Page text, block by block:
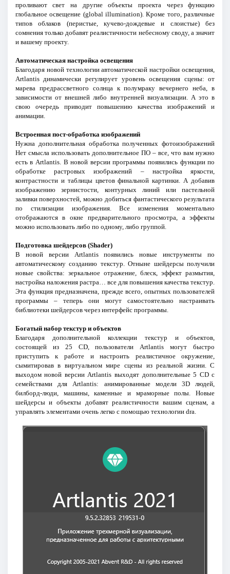
проливают свет на другие объекты проекта через функцию
глобальное освещение (global illumination). Кроме того, различные
типов облаков (перистые, кучево-дождевые и слоистые) без
сомнения только добавят реалистичности небесному своду, а значит
и вашему проекту.
Автоматическая настройка освещения
Благодаря новой технологии автоматической настройки освещения,
Artlantis динамически регулирует уровень освещения сцены: от
марева предрассветного солнца к полумраку вечернего неба, в
зависимости от внешней либо внутренней визуализации. А это в
свою очередь приводит повышению качества изображений и
анимации.
Встроенная пост-обработка изображений
Нужна дополнительная обработка полученных фотоизображений
Нет смысла использовать дополнительное ПО – все, что вам нужно
есть в Artlantis. В новой версии программы появились функции по
обработке растровых изображений – настройка яркости,
контрастности и таблицы цветов финальной картинки. А добавив
изображению зернистости, контурных линий или пастельной
заливки поверхностей, можно добиться фантастического результата
по стилизации изображения. Все изменения моментально
отображаются в окне предварительного просмотра, а эффекты
можно использовать либо по одному, либо группой.
Подготовка шейдерсов (Shader)
В новой версии Artlantis появились новые инструменты по
автоматическому созданию текстур. Отныне шейдерсы получили
новые свойства: зеркальное отражение, блеск, эффект размытия,
настройка наложения растра… все для повышения качества текстур.
Эта функция предназначена, прежде всего, опытных пользователей
программы – теперь они могут самостоятельно настраивать
библиотеки шейдерсов через интерфейс программы.
Богатый набор текстур и объектов
Благодаря дополнительной коллекции текстур и объектов,
состоящей из 25 CD, пользователи Artlantis могут быстро
приступить к работе и настроить реалистичное окружение,
сымитировав в виртуальном мире сцены из реальной жизни. С
выходом новой версии Artlantis выходят дополнительные 5 CD с
семействами для Artlantis: анимированные модели 3D людей,
билборд-люди, машины, каменные и мраморные полы. Новые
шейдерсы и объекты добавят реалистичности вашим сценам, а
управлять элементами очень легко с помощью технологии dra.